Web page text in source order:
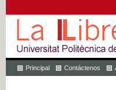
Principal Contáctenos